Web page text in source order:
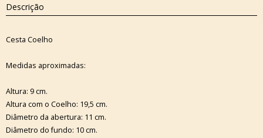
Descrição
Cesta Coelho
Medidas aproximadas:
Altura: 9 cm.
Altura com o Coelho: 19,5 cm.
Diâmetro da abertura: 11 cm.
Diâmetro do fundo: 10 cm.